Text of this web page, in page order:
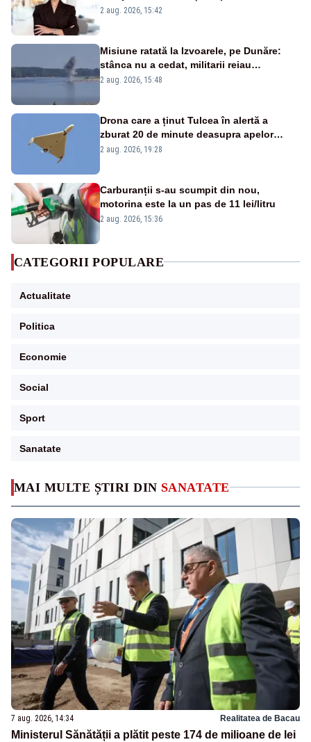
MAI MULTE ȘTIRI DIN SANATATE
7 aug. 2026, 14:34 Realitatea de Bacau
Ministerul Sănătății a plătit peste 174 de milioane de lei
emisiunii „Miza Zilei” la Realitatea PLUS
2 aug. 2026, 15:42
Misiune ratată la Izvoarele, pe Dunăre:
stânca nu a cedat, militarii reiau
detonările luni – VIDEO
2 aug. 2026, 15:48
Drona care a ținut Tulcea în alertă a
zburat 20 de minute deasupra apelor
României. Au fost ridicate două F-16
2 aug. 2026, 19:28
Carburanții s-au scumpit din nou,
motorina este la un pas de 11 lei/litru
2 aug. 2026, 15:36
CATEGORII POPULARE
Actualitate
Politica
Economie
Social
Sport
Sanatate